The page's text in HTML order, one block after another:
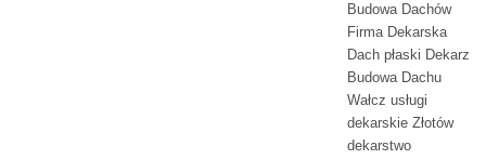
Budowa Dachów
Firma Dekarska
Dach płaski Dekarz
Budowa Dachu
Wałcz usługi
dekarskie Złotów
dekarstwo